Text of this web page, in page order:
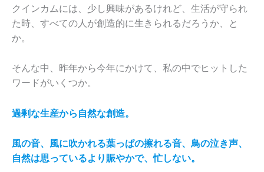
クインカムには、少し興味があるけれど、生活が守られ
た時、すべての人が創造的に生きられるだろうか、と
か。
そんな中、昨年から今年にかけて、私の中でヒットした
ワードがいくつか。
過剰な生産から自然な創造。
風の音、風に吹かれる葉っぱの擦れる音、鳥の泣き声、
自然は思っているより賑やかで、忙しない。